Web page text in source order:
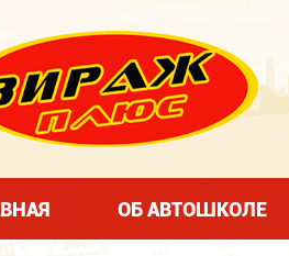
ОБ АВТОШКОЛЕ